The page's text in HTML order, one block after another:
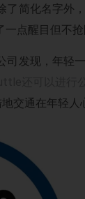
了简化名字外
点醒目但不抢
司发现，年轻
交通在年轻